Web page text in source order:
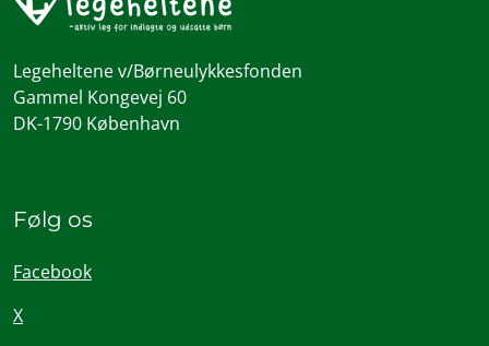
Legeheltene v/Børneulykkesfonden
Gammel Kongevej 60
DK-1790 København
Følg os
Facebook
X